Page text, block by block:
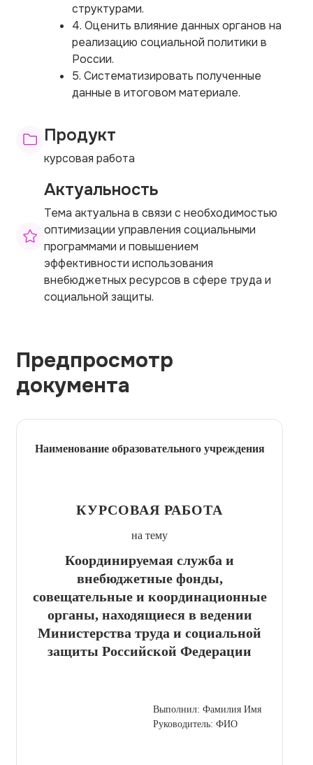
структурами.
4. Оценить влияние данных органов на
реализацию социальной политики в
России.
5. Систематизировать полученные
данные в итоговом материале.
Продукт
курсовая работа
Актуальность
Тема актуальна в связи с необходимостью
оптимизации управления социальными
программами и повышением
эффективности использования
внебюджетных ресурсов в сфере труда и
социальной защиты.
Предпросмотр
документа
Наименование образовательного учреждения
КУРСОВАЯ РАБОТА
на тему
Координируемая служба и
внебюджетные фонды,
совещательные и координационные
органы, находящиеся в ведении
Министерства труда и социальной
защиты Российской Федерации
Выполнил: Фамилия Имя
Руководитель: ФИО